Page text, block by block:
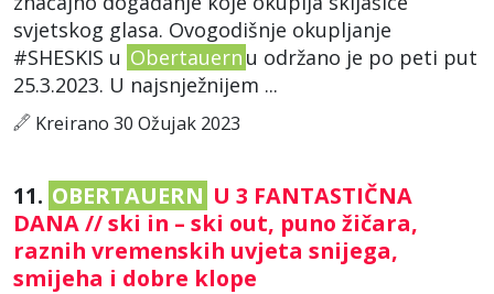
svjetskog glasa. Ovogodišnje okupljanje
#SHESKIS u Obertauern u održano je po peti put
25.3.2023. U najsnježnijem ...
Kreirano 30 Ožujak 2023
11. OBERTAUERN U 3 FANTASTIČNA
DANA // ski in – ski out, puno žičara,
raznih vremenskih uvjeta snijega,
smijeha i dobre klope